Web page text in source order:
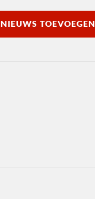
NIEUWS TOEVOEGEN